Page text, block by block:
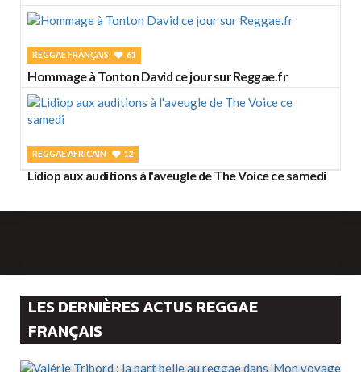
REGGAE FRANÇAIS 61
Hommage à Tonton David ce jour sur Reggae.fr
REGGAE AFRICAIN 12
Lidiop aux auditions à l'aveugle de The Voice ce samedi
LES DERNIÈRES ACTUS REGGAE
FRANÇAIS